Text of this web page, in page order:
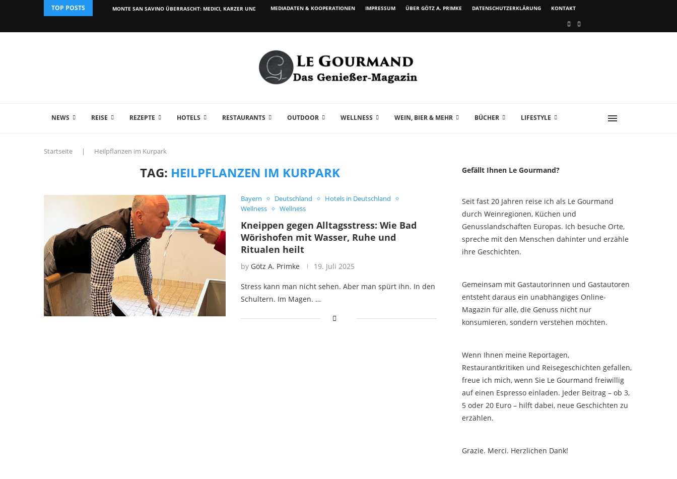
TOP POSTS MONTE SAN SAVINO ÜBERRASCHT: MEDICI, KARZER UND WEIN...MEDIADATEN & KOOPERATIONEN IMPRESSUM ÜBER GÖTZ A. PRIMKE DATENSCHUTZERKLÄRUNG KONTAKT
NEWS REISE REZEPTE HOTELS RESTAURANTS OUTDOOR WELLNESS WEIN, BIER & MEHR BÜCHER LIFESTYLE
Startseite | Heilpflanzen im Kurpark
TAG: HEILPFLANZEN IM KURPARK
Bayern Deutschland
Hotels in Deutschland
Wellness
Wellness
Kneippen gegen Alltagsstress: Wie Bad
Wörishofen mit Wasser, Ruhe und
Ritualen heilt
by Götz A. Primke 19. Juli 2025
Stress kann man nicht sehen. Aber man spürt ihn. In den
Schultern. Im Magen. …
Gefällt Ihnen Le Gourmand?
Seit fast 20 Jahren reise ich als Le Gourmand
durch Weinregionen, Küchen und
Genusslandschaften Europas. Ich besuche Orte,
spreche mit den Menschen dahinter und erzähle
ihre Geschichten.
Gemeinsam mit Gastautorinnen und Gastautoren
entsteht daraus ein unabhängiges Online-
Magazin für alle, die Genuss nicht nur
konsumieren, sondern verstehen möchten.
Wenn Ihnen meine Reportagen,
Restaurantkritiken und Reisegeschichten gefallen,
freue ich mich, wenn Sie Le Gourmand freiwillig
auf einen Espresso einladen. Jeder Beitrag – ob 3,
5 oder 20 Euro – hilft dabei, neue Geschichten zu
erzählen.
Grazie. Merci. Herzlichen Dank!